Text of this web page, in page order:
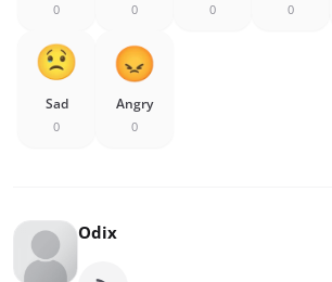
0 0 0 0
Sad
0
Angry
0
Odix